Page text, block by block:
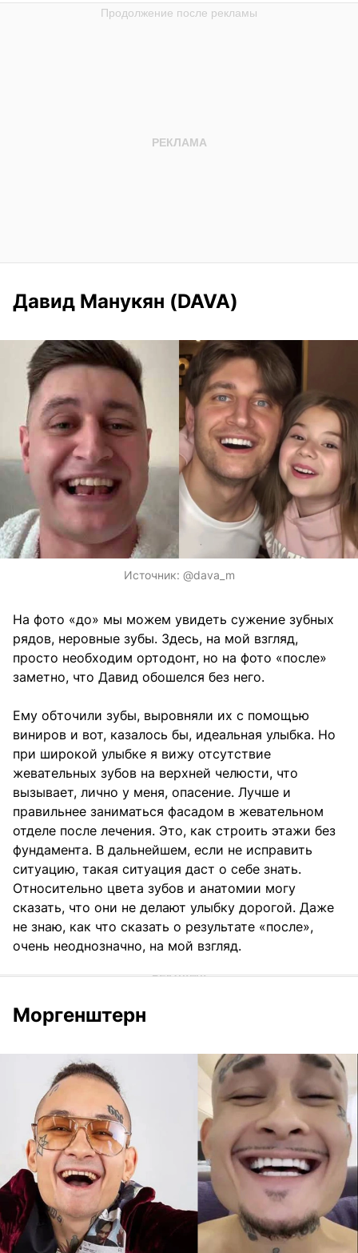
Давид Манукян (DAVA)
Источник: @dava_m
На фото «до» мы можем увидеть сужение зубных
рядов, неровные зубы. Здесь, на мой взгляд,
просто необходим ортодонт, но на фото «после»
заметно, что Давид обошелся без него.
Ему обточили зубы, выровняли их с помощью
виниров и вот, казалось бы, идеальная улыбка. Но
при широкой улыбке я вижу отсутствие
жевательных зубов на верхней челюсти, что
вызывает, лично у меня, опасение. Лучше и
правильнее заниматься фасадом в жевательном
отделе после лечения. Это, как строить этажи без
фундамента. В дальнейшем, если не исправить
ситуацию, такая ситуация даст о себе знать.
Относительно цвета зубов и анатомии могу
сказать, что они не делают улыбку дорогой. Даже
не знаю, как что сказать о результате «после»,
очень неоднозначно, на мой взгляд.
Моргенштерн